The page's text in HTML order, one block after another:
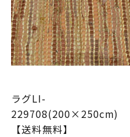
ラグLI-
229708(200×250cm)
【送料無料】